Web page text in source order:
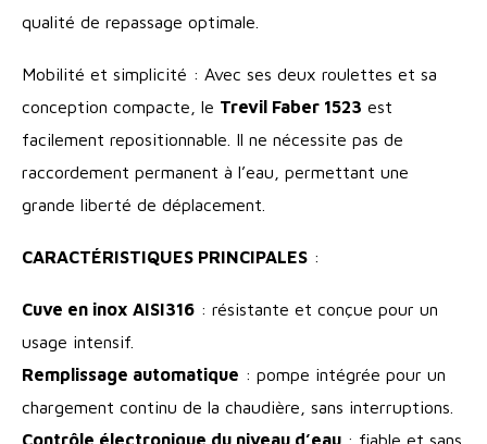
qualité de repassage optimale.
Mobilité et simplicité : Avec ses deux roulettes et sa
conception compacte, le Trevil Faber 1523 est
facilement repositionnable. Il ne nécessite pas de
raccordement permanent à l’eau, permettant une
grande liberté de déplacement.
CARACTÉRISTIQUES PRINCIPALES:
Cuve en inox AISI316: résistante et conçue pour un
usage intensif.
Remplissage automatique : pompe intégrée pour un
chargement continu de la chaudière, sans interruptions.
Contrôle électronique du niveau d’eau: fiable et sans